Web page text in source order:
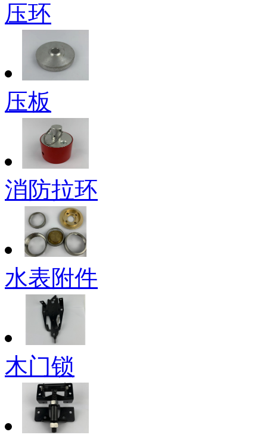
压环
压板
消防拉环
水表附件
木门锁